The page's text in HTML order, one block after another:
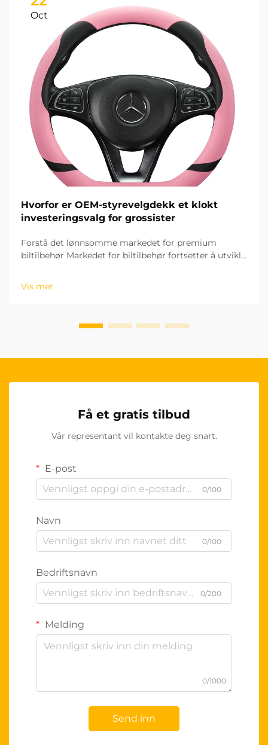
Oct
Hvorfor er OEM-styrevelgdekk et klokt
investeringsvalg for grossister
Forstå det lønnsomme markedet for premium
biltilbehør Markedet for biltilbehør fortsetter å utvikle
spesielt lønnsomt produktsegment for grossister.
Disse høykvalitetsproduktene...
Vis mer
Få et gratis tilbud
Vår representant vil kontakte deg snart.
E-post
0/100
Navn
0/100
Bedriftsnavn
0/200
Melding
0/1000
Send inn